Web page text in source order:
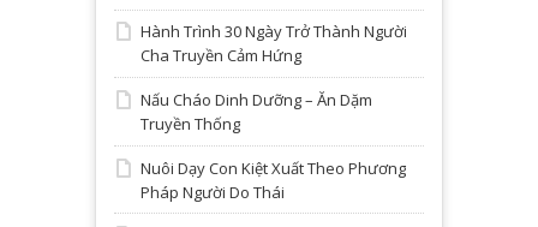
Hành Trình 30 Ngày Trở Thành Người
Cha Truyền Cảm Hứng
Nấu Cháo Dinh Dưỡng – Ăn Dặm
Truyền Thống
Nuôi Dạy Con Kiệt Xuất Theo Phương
Pháp Người Do Thái